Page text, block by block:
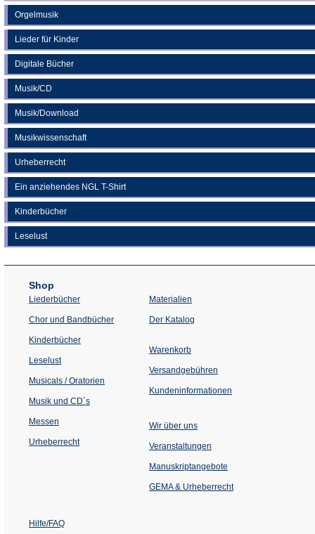
Orgelmusik
Lieder für Kinder
Digitale Bücher
Musik/CD
Musik/Download
Musikwissenschaft
Urheberrecht
Ein anziehendes NGL T-Shirt
Kinderbücher
Leselust
Shop
Liederbücher
Chor und Bandbücher
Kinderbücher
Leselust
Musicals / Oratorien
Musik und CD´s
Messen
Urheberrecht
Materialien
Der Katalog
Warenkorb
Versandgebühren
Kundeninformationen
Wir über uns
Veranstaltungen
einem
Tab)
Manuskriptangebote
GEMA & Urheberrecht
Hilfe/FAQ